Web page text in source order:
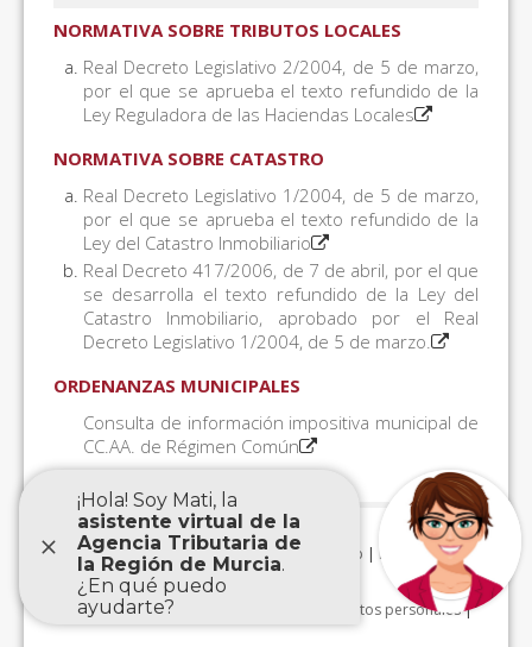
NORMATIVA SOBRE TRIBUTOS LOCALES
Real Decreto Legislativo 2/2004, de 5 de marzo,
por el que se aprueba el texto refundido de la
Ley Reguladora de las Haciendas Locales
NORMATIVA SOBRE CATASTRO
Real Decreto Legislativo 1/2004, de 5 de marzo,
por el que se aprueba el texto refundido de la
Ley del Catastro Inmobiliario
Real Decreto 417/2006, de 7 de abril, por el que
se desarrolla el texto refundido de la Ley del
Catastro Inmobiliario, aprobado por el Real
Decreto Legislativo 1/2004, de 5 de marzo.
ORDENANZAS MUNICIPALES
Consulta de información impositiva municipal de
CC.AA. de Régimen Común
Aviso Legal |Accesibilidad |Mapa Web | Protección de
datos personales|